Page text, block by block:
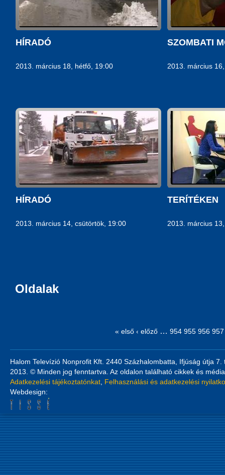
HÍRADÓ
2013. március 18, hétfő, 19:00
SZOMBATI
2013. március
HÍRADÓ
2013. március 14, csütörtök, 19:00
TERÍTÉKEN
2013. március
Oldalak
« első ‹ előző … 954 955 956 957
Halom Televízió Nonprofit Kft. 2440 Százhalombatta, Ifjúság útja
2013. © Minden jog fenntartva. Az oldalon található cikkek és
Adatkezelési tájékoztatónkat Felhasználási és adatkezelési
Webdesign: